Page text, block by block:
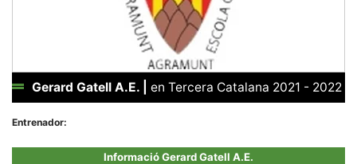
Gerard Gatell A.E. en Tercera Catalana 2021 - 2022
Entrenador:
Informació Gerard Gatell A.E.